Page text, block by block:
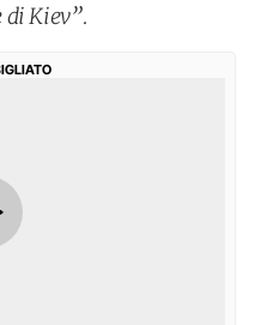
Kiev”.